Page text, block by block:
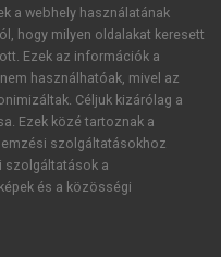
a webhely használatának
hogy milyen oldalakat keresett
Ezek az információk a
használhatóak, mivel az
Céljuk kizárólag a
Ezek közé tartoznak a
szolgáltatásokhoz
szolgáltatások a
és a közösségi